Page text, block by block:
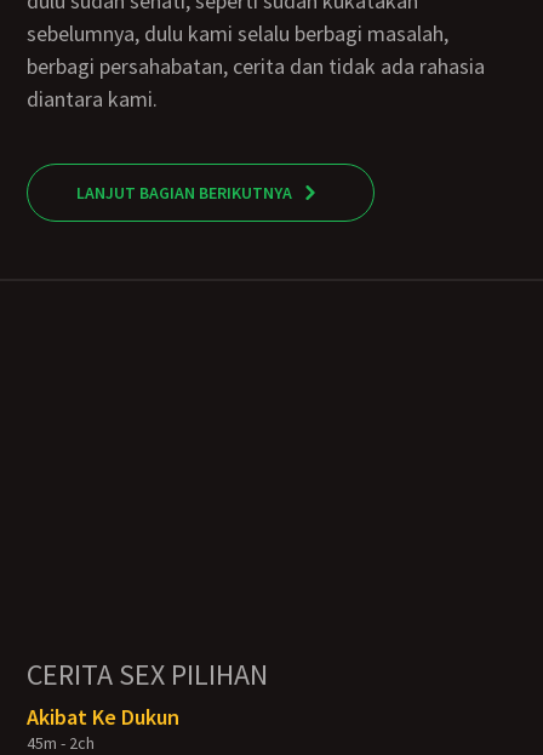
sebelumnya, dulu kami selalu berbagi masalah,
berbagi persahabatan, cerita dan tidak ada rahasia
diantara kami.
LANJUT BAGIAN BERIKUTNYA
CERITA SEX PILIHAN
Akibat Ke Dukun
45m - 2ch